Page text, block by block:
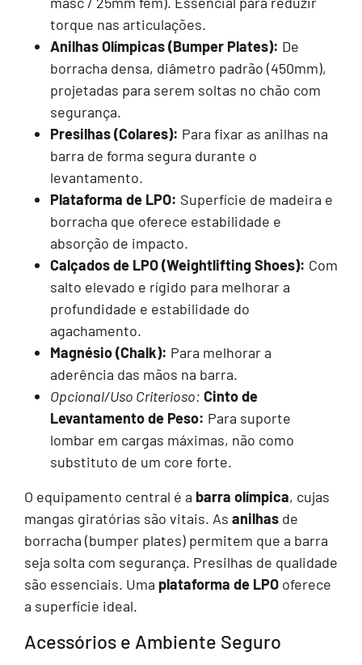
torque nas articulações.
Anilhas Olímpicas (Bumper Plates): De
borracha densa, diâmetro padrão (450mm),
projetadas para serem soltas no chão com
segurança.
Presilhas (Colares): Para fixar as anilhas na
barra de forma segura durante o
levantamento.
Plataforma de LPO: Superfície de madeira e
borracha que oferece estabilidade e
absorção de impacto.
Calçados de LPO (Weightlifting Shoes): Com
salto elevado e rígido para melhorar a
profundidade e estabilidade do
agachamento.
Magnésio (Chalk): Para melhorar a
aderência das mãos na barra.
Opcional/Uso Criterioso: Cinto de
Levantamento de Peso: Para suporte
lombar em cargas máximas, não como
substituto de um core forte.
O equipamento central é a barra olímpica, cujas
mangas giratórias são vitais. As anilhas de
borracha (bumper plates) permitem que a barra
seja solta com segurança. Presilhas de qualidade
são essenciais. Uma plataforma de LPO oferece
a superfície ideal.
Acessórios e Ambiente Seguro